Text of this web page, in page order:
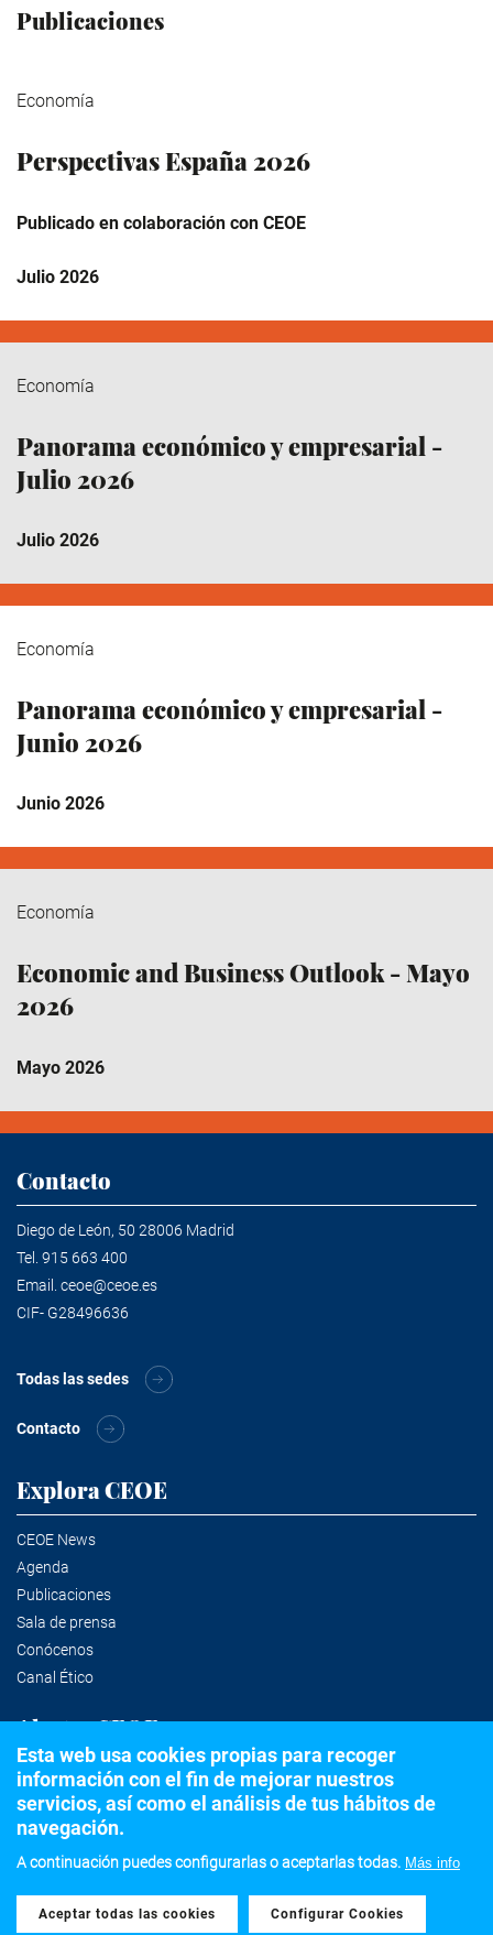
Publicaciones
Economía
Perspectivas España 2026
Publicado en colaboración con CEOE
Julio 2026
Economía
Panorama económico y empresarial -
Julio 2026
Julio 2026
Economía
Panorama económico y empresarial -
Junio 2026
Junio 2026
Economía
Economic and Business Outlook - Mayo
2026
Mayo 2026
Contacto
Diego de León, 50 28006 Madrid
Tel. 915 663 400
Email. ceoe@ceoe.es
CIF- G28496636
Todas las sedes
Contacto
Explora CEOE
CEOE News
Agenda
Publicaciones
Sala de prensa
Conócenos
Canal Ético
Alertas CEOE
Suscríbete a la newsletter
©2020 Confederación Española de Organizaciones Empresariales
Aviso legal
Esta web usa cookies propias para recoger
información con el fin de mejorar nuestros
servicios, así como el análisis de tus hábitos de
navegación.
A continuación puedes configurarlas o aceptarlas todas. Más info
Aceptar todas las cookies
Withdraw consent